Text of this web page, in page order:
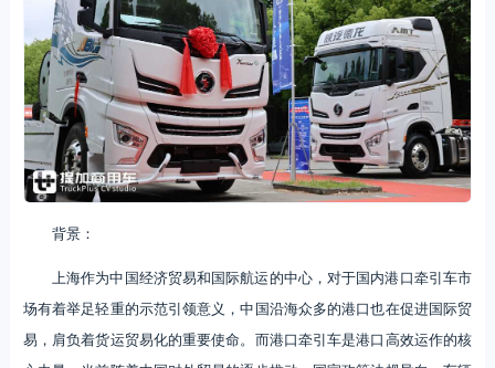
背景：
上海作为中国经济贸易和国际航运的中心，对于国内港口牵引车市
场有着举足轻重的示范引领意义，中国沿海众多的港口也在促进国际贸
易，肩负着货运贸易化的重要使命。而港口牵引车是港口高效运作的核